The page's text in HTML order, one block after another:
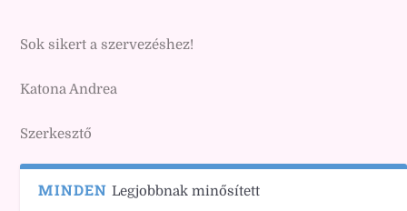
Sok sikert a szervezéshez!
Katona Andrea
Szerkesztő
MINDEN Legjobbnak minősített